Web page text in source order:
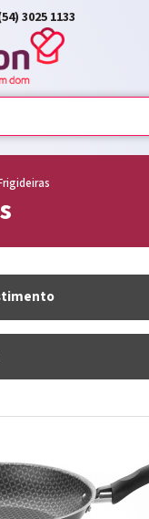
3025 1133